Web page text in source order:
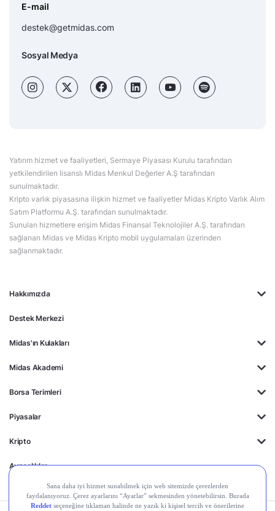
Hakkımızda
Destek Merkezi
Midas'ın Kulakları
Midas Akademi
Borsa Terimleri
Piyasalar
Kripto
Ayrıcalıklar
E-mail
destek@getmidas.com
Sosyal Medya
Yatırım hizmet ve faaliyetleri, Sermaye Piyasası Kurulu tarafından
yetkilendirilen lisanslı Midas Menkul Değerler A.Ş tarafından
sunulmaktadır.
Kripto varlık piyasasına ilişkin hizmet ve faaliyetler Midas Kripto Varlık Alım
Satım Platformu A.Ş. tarafından sunulmaktadır.
Sunulan hizmetlere erişim Midas Finansal Teknolojiler A.Ş. tarafından
sağlanan Midas ve Midas Kripto mobil uygulamaları üzerinden
sağlanmaktadır.